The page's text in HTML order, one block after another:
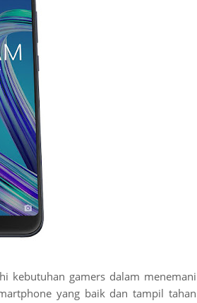
kebutuhan gamers dalam menemani
yang baik dan tampil tahan